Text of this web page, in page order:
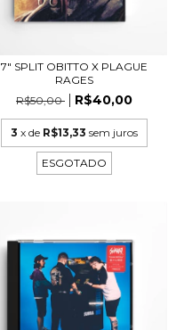
7" SPLIT OBITTO X PLAGUE
RAGES
R$50,00
R$40,00
3 x de R$13,33 sem juros
ESGOTADO